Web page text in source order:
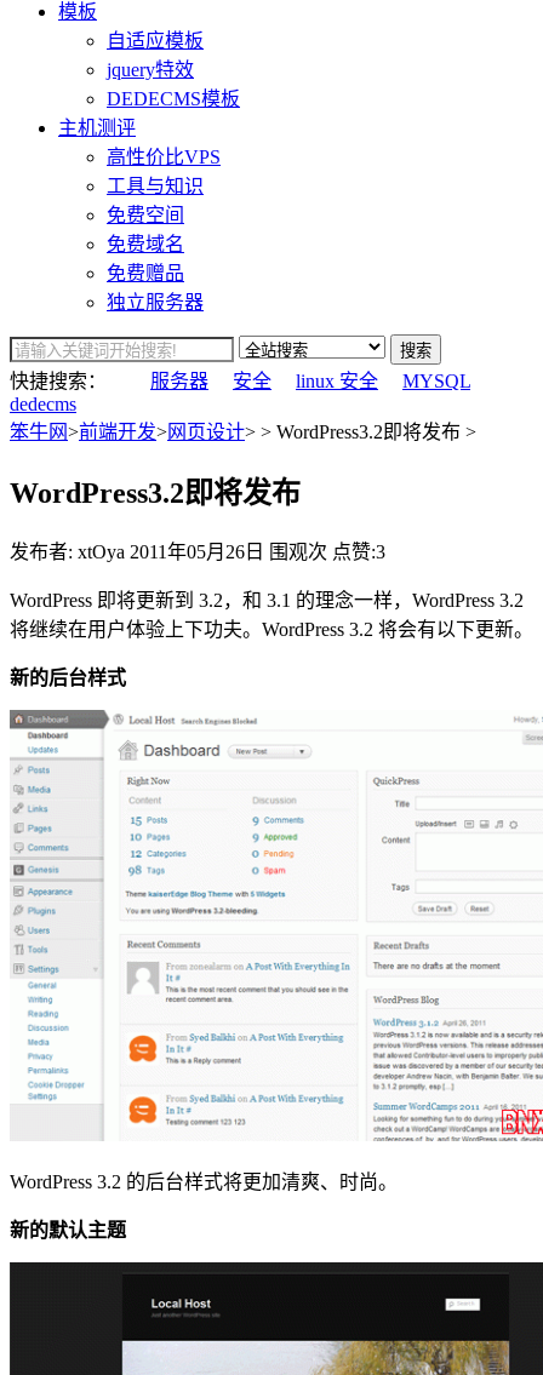
模板
自适应模板
jquery特效
DEDECMS模板
主机测评
高性价比VPS
工具与知识
免费空间
免费域名
免费赠品
独立服务器
搜索
快捷搜索： 服务器 安全 linux 安全
MYSQL
dedecms
笨牛网>前端开发>网页设计> > WordPress3.2即将发布 >
WordPress3.2即将发布
发布者: xtOya 2011年05月26日 围观次 点赞:3
WordPress 即将更新到 3.2，和 3.1 的理念一样，WordPress 3.2
将继续在用户体验上下功夫。WordPress 3.2 将会有以下更新。
新的后台样式
WordPress 3.2 的后台样式将更加清爽、时尚。
新的默认主题